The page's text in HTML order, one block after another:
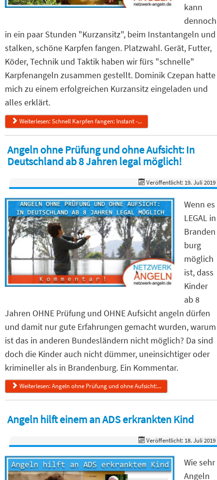
kann
dennoch
in ein paar Stunden "Kurzansitz", beim Instantangeln und
stalken, schöne Karpfen fangen. Platzwahl. Gerät, Futter,
Köder, Technik und Taktik haben wir fürs "schnelle"
Karpfenangeln zusammen gestellt. Dominik Czepan hatte
mich zu einem erfolgreichen Kurzansitz eingeladen und
alles erklärt.
Weiterlesen: Schnell Karpfen fangen: Instant -...
Angeln ohne Prüfung und ohne Aufsicht: In
Deutschland ab 8 Jahren legal möglich!
Veröffentlicht: 19. Juli 2019
Wenn es
LEGAL in
Branden
burg
möglich
ist, dass
Kinder
ab 8
Jahren OHNE Prüfung und OHNE Aufsicht angeln dürfen
und damit nur gute Erfahrungen gemacht wurden, warum
ist das in anderen Bundesländern nicht möglich? Da sind
doch die Kinder auch nicht dümmer, uneinsichtiger oder
krimineller als in Brandenburg. Ein Kommentar.
Weiterlesen: Angeln ohne Prüfung und ohne Aufsicht:...
Angeln hilft einem an ADS erkrankten Kind
Veröffentlicht: 18. Juli 2019
Wie sehr
Angeln